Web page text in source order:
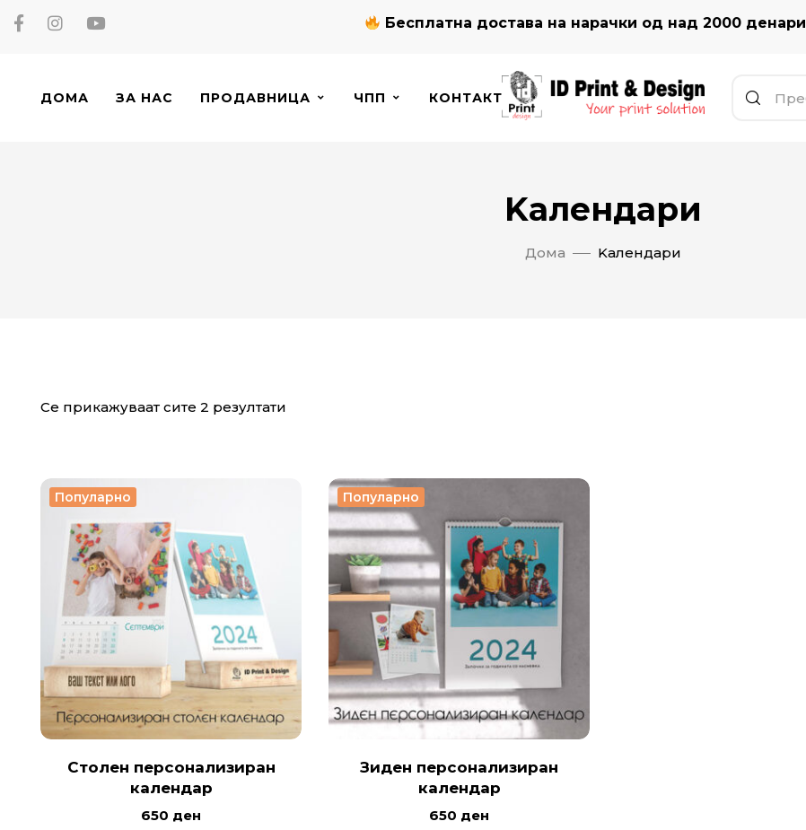
Бесплатна достава на нарачки од над 2000 денари
ДОМА ЗА НАС ПРОДАВНИЦА ЧПП КОНТАКТ
Kалендари
Дома Kалендари
Се прикажуваат сите 2 резултати
Популарно
Столен персонализиран
календар
650 ден
Популарно
Зиден персонализиран
календар
650 ден